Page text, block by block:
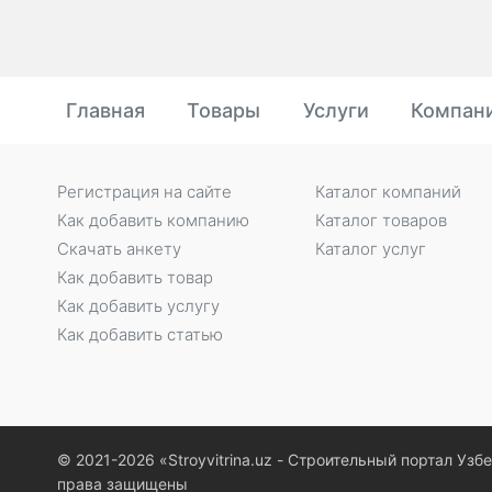
Главная Товары Услуги
Регистрация на сайте
Как добавить компанию
Скачать анкету
Как добавить товар
Как добавить услугу
Как добавить статью
Каталог компаний
Каталог товаров
Каталог услуг
© 2021-2026 «Stroyvitrina.uz - Строительный портал
права защищены